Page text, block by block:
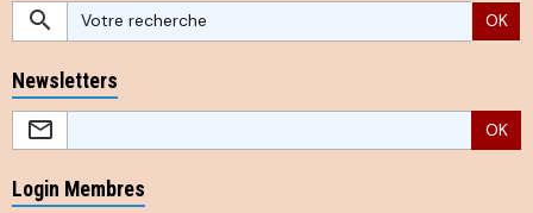
OK
Newsletters
OK
Login Membres